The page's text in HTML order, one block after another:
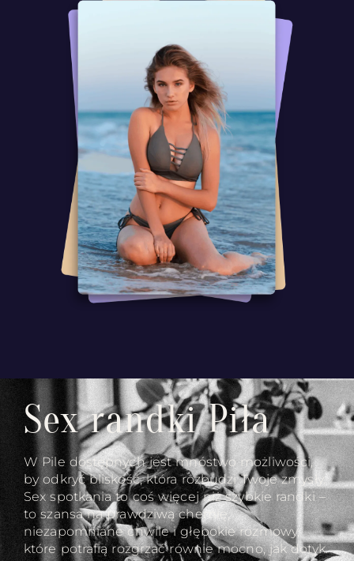
Sex randki Piła
W Pile dostępnych jest mnóstwo możliwości,
by odkryć bliskość, która rozbudzi Twoje zmysły.
Sex spotkania to coś więcej niż szybkie randki –
to szansa na prawdziwą chemię,
niezapomniane chwile i głębokie rozmowy,
które potrafią rozgrzać równie mocno, jak dotyk.